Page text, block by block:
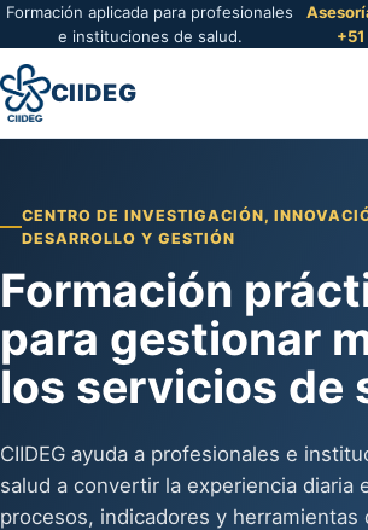
Formación aplicada para profesionales
e instituciones de salud.
CIIDEG
CENTRO DE INVESTIGACIÓN,
DESARROLLO Y GESTIÓN
Formación
para gestionar
los servicios de
CIIDEG ayuda a profesionales e
salud a convertir la experiencia diaria
procesos, indicadores y herramientas